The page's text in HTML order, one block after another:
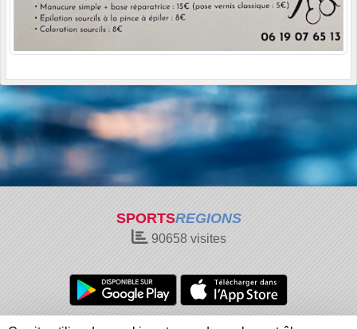
SPORTSREGIONS
90658visites